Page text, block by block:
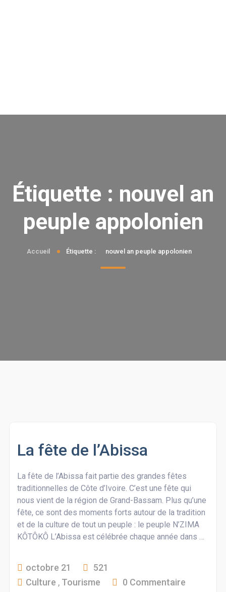
Étiquette : nouvel an
peuple appolonien
Accueil Étiquette : nouvel an peuple appolonien
La fête de l’Abissa
La fête de l’Abissa fait partie des grandes fêtes
traditionnelles de Côte d’Ivoire. C’est une fête qui
nous vient de la région de Grand-Bassam. Plus qu’une
fête, ce sont des moments forts autour de la tradition
et de la culture de tout un peuple : le peuple N’ZIMA
KÔTÔKÔ L’Abissa est célébrée chaque année dans …
octobre 21
521
Culture , Tourisme 0 Commentaire